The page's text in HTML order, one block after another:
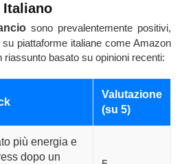
Italiano
sono prevalentemente positivi,
piattaforme italiane come Amazon
basato su opinioni recenti:
Valutazione
(su 5)
più energia e
dopo un